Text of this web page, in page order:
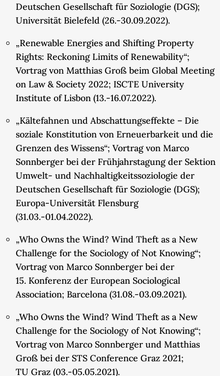
Deutschen Gesellschaft für Soziologie (DGS);
Universität Bielefeld (26.-30.09.2022).
„Renewable Energies and Shifting Property
Rights: Reckoning Limits of Renewability“;
Vortrag von Matthias Groß beim Global Meeting
on Law & Society 2022; ISCTE University
Institute of Lisbon (13.-16.07.2022).
„Kältefahnen und Abschattungseffekte – Die
soziale Konstitution von Erneuerbarkeit und die
Grenzen des Wissens“; Vortrag von Marco
Sonnberger bei der Frühjahrstagung der Sektion
Umwelt- und Nachhaltigkeitssoziologie der
Deutschen Gesellschaft für Soziologie (DGS);
Europa-Universität Flensburg
(31.03.-01.04.2022).
„Who Owns the Wind? Wind Theft as a New
Challenge for the Sociology of Not Knowing“;
Vortrag von Marco Sonnberger bei der
15. Konferenz der European Sociological
Association; Barcelona (31.08.-03.09.2021).
„Who Owns the Wind? Wind Theft as a New
Challenge for the Sociology of Not Knowing“;
Vortrag von Marco Sonnberger und Matthias
Groß bei der STS Conference Graz 2021;
TU Graz (03.-05.05.2021).